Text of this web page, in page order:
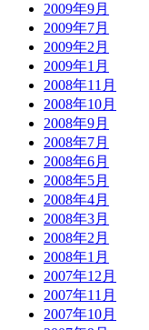
2009年9月
2009年7月
2009年2月
2009年1月
2008年11月
2008年10月
2008年9月
2008年7月
2008年6月
2008年5月
2008年4月
2008年3月
2008年2月
2008年1月
2007年12月
2007年11月
2007年10月